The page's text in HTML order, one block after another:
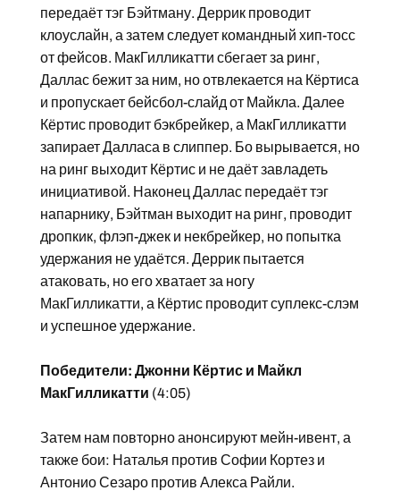
передаёт тэг Бэйтману. Деррик проводит
клоуслайн, а затем следует командный хип-тосс
от фейсов. МакГилликатти сбегает за ринг,
Даллас бежит за ним, но отвлекается на Кёртиса
и пропускает бейсбол-слайд от Майкла. Далее
Кёртис проводит бэкбрейкер, а МакГилликатти
запирает Далласа в слиппер. Бо вырывается, но
на ринг выходит Кёртис и не даёт завладеть
инициативой. Наконец Даллас передаёт тэг
напарнику, Бэйтман выходит на ринг, проводит
дропкик, флэп-джек и некбрейкер, но попытка
удержания не удаётся. Деррик пытается
атаковать, но его хватает за ногу
МакГилликатти, а Кёртис проводит суплекс-слэм
и успешное удержание.
Победители: Джонни Кёртис и Майкл
МакГилликатти (4:05)
Затем нам повторно анонсируют мейн-ивент, а
также бои: Наталья против Софии Кортез и
Антонио Сезаро против Алекса Райли.